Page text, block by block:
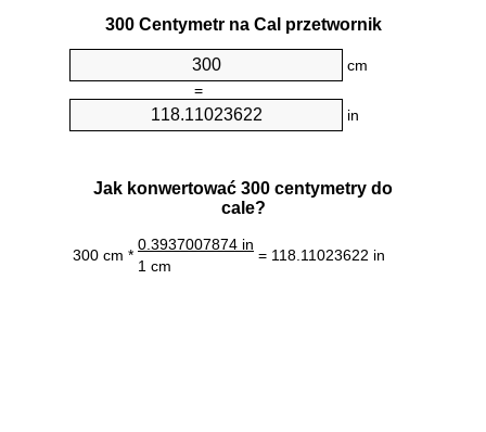
300 Centymetr na Cal przetwornik
cm
=
in
Jak konwertować 300 centymetry do
cale?
300 cm *
0.3937007874 in
= 118.11023622 in
1 cm